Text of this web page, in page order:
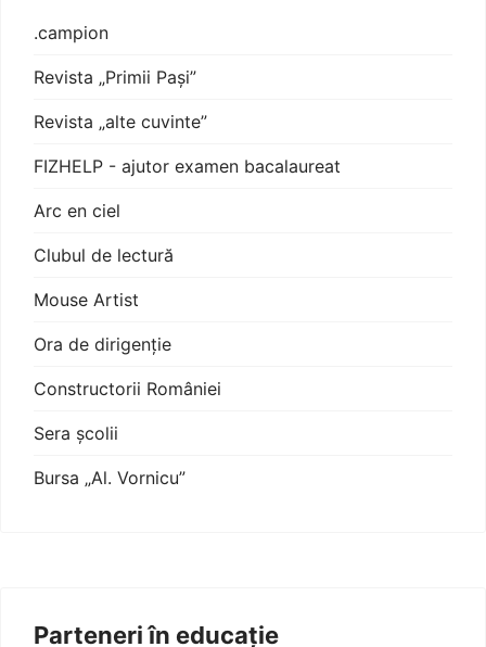
.campion
Revista „Primii Pași”
Revista „alte cuvinte”
FIZHELP - ajutor examen bacalaureat
Arc en ciel
Clubul de lectură
Mouse Artist
Ora de dirigenție
Constructorii României
Sera școlii
Bursa „Al. Vornicu”
Parteneri în educație